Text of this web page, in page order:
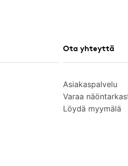
Ota yhteyttä
Asiakaspalvelu
Varaa
Löydä myymälä